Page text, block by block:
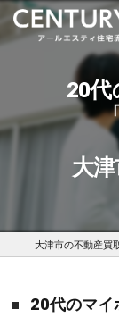
20代
大
20代のマイ